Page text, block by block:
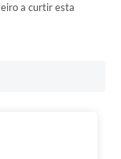
a curtir esta